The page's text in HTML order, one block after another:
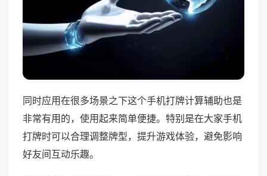
同时应用在很多场景之下这个手机打牌计算辅助也是
非常有用的，使用起来简单便捷。特别是在大家手机
打牌时可以合理调整牌型，提升游戏体验，避免影响
好友间互动乐趣。